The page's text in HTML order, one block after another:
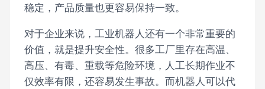
稳定，产品质量也更容易保持一致。
对于企业来说，工业机器人还有一个非常重要的
价值，就是提升安全性。很多工厂里存在高温、
高压、有毒、重载等危险环境，人工长期作业不
仅效率有限，还容易发生事故。而机器人可以代